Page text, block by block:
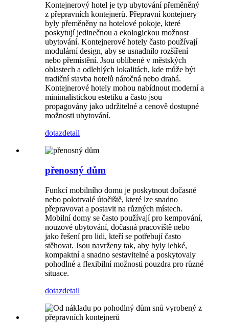
Kontejnerový hotel je typ ubytování přeměněný
z přepravních kontejnerů. Přepravní kontejnery
byly přeměněny na hotelové pokoje, které
poskytují jedinečnou a ekologickou možnost
ubytování. Kontejnerové hotely často používají
modulární design, aby se usnadnilo rozšíření
nebo přemístění. Jsou oblíbené v městských
oblastech a odlehlých lokalitách, kde může být
tradiční stavba hotelů náročná nebo drahá.
Kontejnerové hotely mohou nabídnout moderní a
minimalistickou estetiku a často jsou
propagovány jako udržitelné a cenově dostupné
možnosti ubytování.
dotazdetail
přenosný dům
Funkcí mobilního domu je poskytnout dočasné
nebo polotrvalé útočiště, které lze snadno
přepravovat a postavit na různých místech.
Mobilní domy se často používají pro kempování,
nouzové ubytování, dočasná pracoviště nebo
jako řešení pro lidi, kteří se potřebují často
stěhovat. Jsou navrženy tak, aby byly lehké,
kompaktní a snadno sestavitelné a poskytovaly
pohodlné a flexibilní možnosti pouzdra pro různé
situace.
dotazdetail